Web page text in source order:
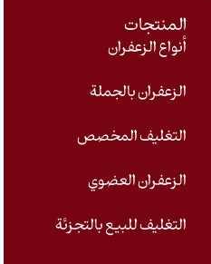
المنتجات
أنواع الزعفران
الزعفران بالجملة
التغليف المخصص
الزعفران العضوي
التغليف للبيع بالتجزئة